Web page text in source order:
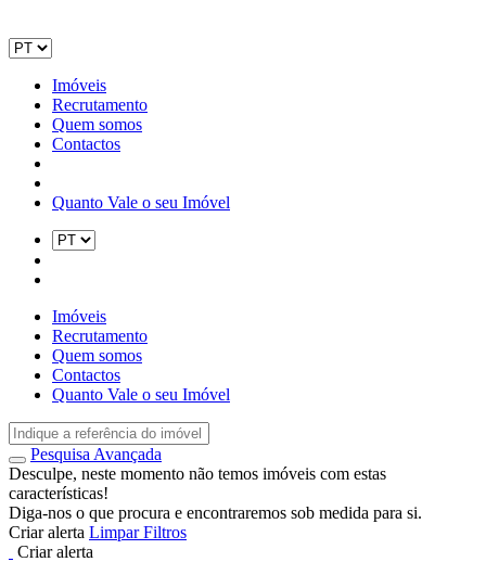
Imóveis
Recrutamento
Quem somos
Contactos
Quanto Vale o seu Imóvel
Imóveis
Recrutamento
Quem somos
Contactos
Quanto Vale o seu Imóvel
Pesquisa Avançada
Desculpe, neste momento não temos imóveis com estas
características!
Diga-nos o que procura e encontraremos sob medida para si.
Criar alerta Limpar Filtros
Criar alerta